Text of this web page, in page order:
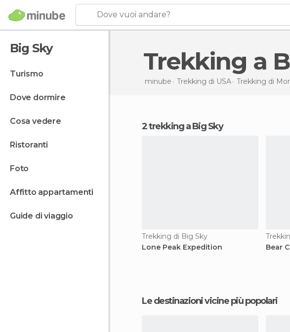
Dove vuoi andare?
Big Sky
turismo
dove dormire
cosa vedere
ristoranti
foto
affitto appartamenti
guide di viaggio
Trekking a
minube Trekking di USA Trekking di
2 trekking a Big Sky
Trekking di Big Sky
Lone Peak Expedition
Bear
Le destinazioni vicine più popolari